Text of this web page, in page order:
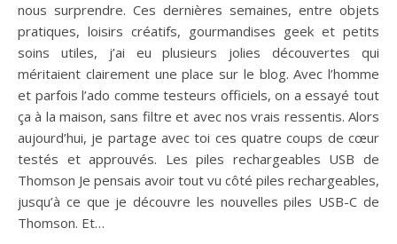
nous surprendre. Ces dernières semaines, entre objets
pratiques, loisirs créatifs, gourmandises geek et petits
soins utiles, j’ai eu plusieurs jolies découvertes qui
méritaient clairement une place sur le blog. Avec l’homme
et parfois l’ado comme testeurs officiels, on a essayé tout
ça à la maison, sans filtre et avec nos vrais ressentis. Alors
aujourd’hui, je partage avec toi ces quatre coups de cœur
testés et approuvés. Les piles rechargeables USB de
Thomson Je pensais avoir tout vu côté piles rechargeables,
jusqu’à ce que je découvre les nouvelles piles USB-C de
Thomson. Et…